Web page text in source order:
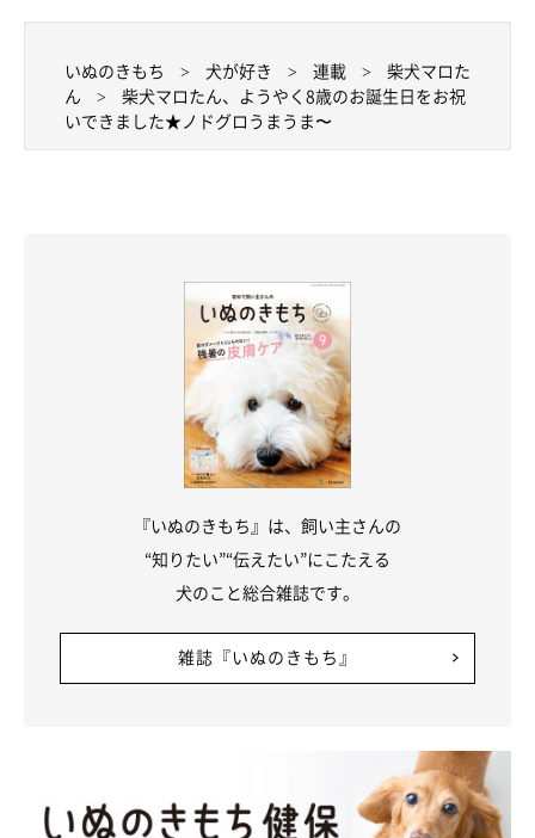
いぬのきもち 犬が好き 連載
柴犬マロた
ん
柴犬マロたん、ようやく8歳のお誕生日をお祝
いできました★ノドグロうまうま〜
『いぬのきもち』は、飼い主さんの
“知りたい”“伝えたい”にこたえる
犬のこと総合雑誌です。
雑誌『いぬのきもち』